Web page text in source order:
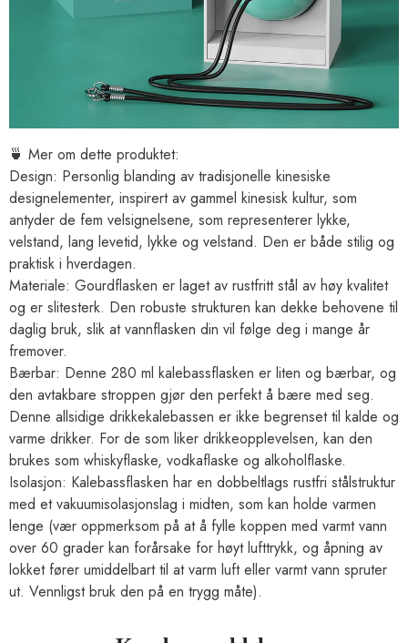
🍵 Mer om dette produktet:
Design: Personlig blanding av tradisjonelle kinesiske
designelementer, inspirert av gammel kinesisk kultur, som
antyder de fem velsignelsene, som representerer lykke,
velstand, lang levetid, lykke og velstand. Den er både stilig og
praktisk i hverdagen.
Materiale: Gourdflasken er laget av rustfritt stål av høy kvalitet
og er slitesterk. Den robuste strukturen kan dekke behovene til
daglig bruk, slik at vannflasken din vil følge deg i mange år
fremover.
Bærbar: Denne 280 ml kalebassflasken er liten og bærbar, og
den avtakbare stroppen gjør den perfekt å bære med seg.
Denne allsidige drikkekalebassen er ikke begrenset til kalde og
varme drikker. For de som liker drikkeopplevelsen, kan den
brukes som whiskyflaske, vodkaflaske og alkoholflaske.
Isolasjon: Kalebassflasken har en dobbeltlags rustfri stålstruktur
med et vakuumisolasjonslag i midten, som kan holde varmen
lenge (vær oppmerksom på at å fylle koppen med varmt vann
over 60 grader kan forårsake for høyt lufttrykk, og åpning av
lokket fører umiddelbart til at varm luft eller varmt vann spruter
ut. Vennligst bruk den på en trygg måte).